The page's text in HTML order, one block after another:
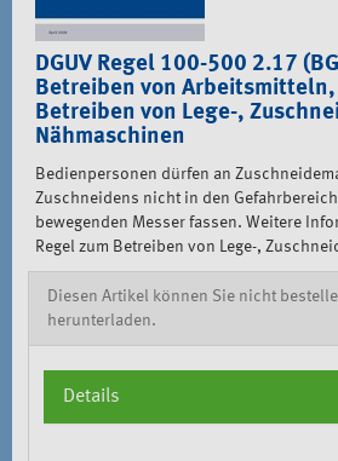
DGUV Regel 100-500 2.17
Betreiben von
Betreiben von Lege-,
Nähmaschinen
Bedienpersonen dürfen an
Zuschneidens nicht in den
bewegenden Messer fassen. Weitere
Regel zum Betreiben von Lege-,
Diesen Artikel können Sie nicht
herunterladen.
Details